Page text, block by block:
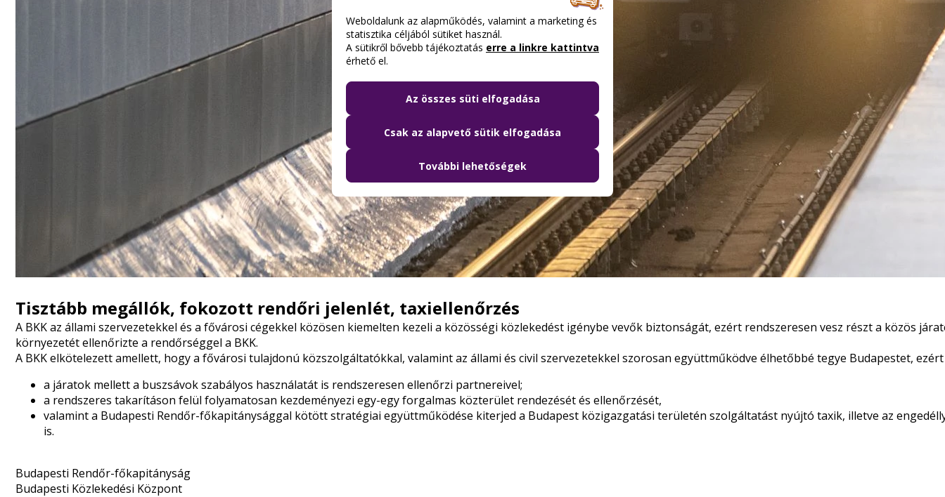
Tisztább megállók, fokozott rendőri jelenlét, taxiellenőrzés
A BKK az állami szervezetekkel és a fővárosi cégekkel közösen kiemelten kezeli a közösségi közlekedést igénybe vevők biztonságát, ezért rendszeresen vesz részt a közös
környezetét ellenőrizte a rendőrséggel a BKK.
A BKK elkötelezett amellett, hogy a fővárosi tulajdonú közszolgáltatókkal, valamint az állami és civil szervezetekkel szorosan együttműködve élhetőbbé tegye Budapestet, ezért
a járatok mellett a buszsávok szabályos használatát is rendszeresen ellenőrzi partnereivel;
a rendszeres takarításon felül folyamatosan kezdeményezi egy-egy forgalmas közterület rendezését és ellenőrzését,
valamint a Budapesti Rendőr-főkapitánysággal kötöttstratégiai együttműködése kiterjed a Budapest közigazgatási területén szolgáltatást nyújtó taxik, illetve az
is.
Budapesti Rendőr-főkapitányság
Budapesti Közlekedési Központ
Weboldalunk az alapműködés, valamint a marketing és
statisztika céljából sütiket használ.
A sütikről bővebb tájékoztatás erre a linkre kattintva
érhető el.
Az összes süti elfogadása
Csak az alapvető sütik elfogadása
További lehetőségek